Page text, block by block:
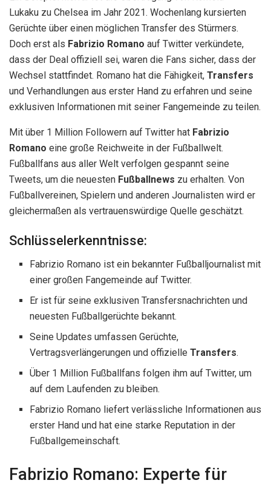
Lukaku zu Chelsea im Jahr 2021. Wochenlang kursierten
Gerüchte über einen möglichen Transfer des Stürmers.
Doch erst als Fabrizio Romano auf Twitter verkündete,
dass der Deal offiziell sei, waren die Fans sicher, dass der
Wechsel stattfindet. Romano hat die Fähigkeit, Transfers
und Verhandlungen aus erster Hand zu erfahren und seine
exklusiven Informationen mit seiner Fangemeinde zu teilen.
Mit über 1 Million Followern auf Twitter hat Fabrizio
Romano eine große Reichweite in der Fußballwelt.
Fußballfans aus aller Welt verfolgen gespannt seine
Tweets, um die neuesten Fußballnews zu erhalten. Von
Fußballvereinen, Spielern und anderen Journalisten wird er
gleichermaßen als vertrauenswürdige Quelle geschätzt.
Schlüsselerkenntnisse:
Fabrizio Romano ist ein bekannter Fußballjournalist mit
einer großen Fangemeinde auf Twitter.
Er ist für seine exklusiven Transfersnachrichten und
neuesten Fußballgerüchte bekannt.
Seine Updates umfassen Gerüchte,
Vertragsverlängerungen und offizielleTransfers.
Über 1 Million Fußballfans folgen ihm auf Twitter, um
auf dem Laufenden zu bleiben.
Fabrizio Romano liefert verlässliche Informationen aus
erster Hand und hat eine starke Reputation in der
Fußballgemeinschaft.
Fabrizio Romano: Experte für